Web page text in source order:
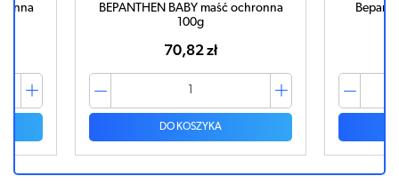
BEPANTHEN BABY maść ochronna
100g
70,82 zł
DO KOSZYKA